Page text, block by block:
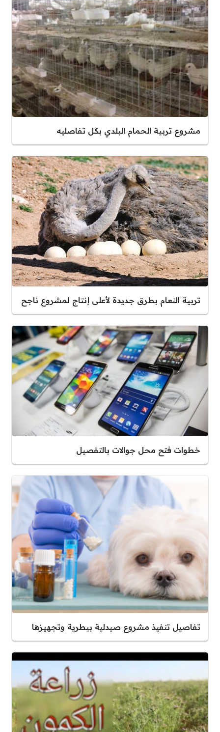
مشروع تربية الحمام البلدي بكل تفاصليه
تربية النعام بطرق جديدة لأعلى إنتاج لمشروع ناجح
خطوات فتح محل جوالات بالتفصيل
تفاصيل تنفيذ مشروع صيدلية بيطرية وتجهيزها